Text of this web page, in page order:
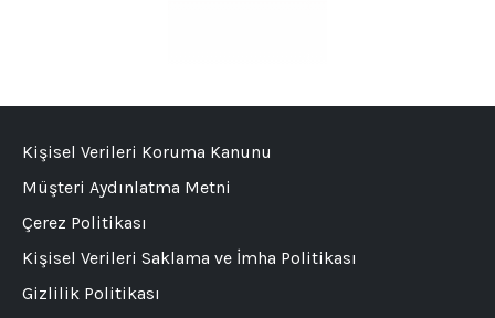
Kişisel Verileri Koruma Kanunu
Müşteri Aydınlatma Metni
Çerez Politikası
Kişisel Verileri Saklama ve İmha Politikası
Gizlilik Politikası